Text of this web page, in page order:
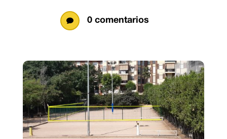
 0 comentarios